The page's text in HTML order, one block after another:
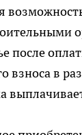
после
взноса в